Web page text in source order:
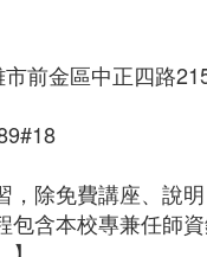
市前金區中正四路
，除免費講座、說明
包含本校專兼任師